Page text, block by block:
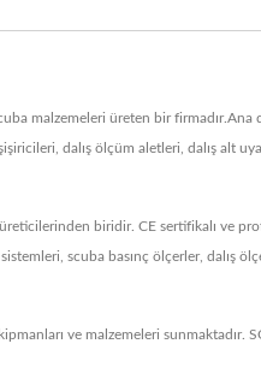
malzemeleri üreten bir firmadır.Ana
dalış ölçüm aletleri, dalış alt
biridir. CE sertifikalı ve
scuba basınç ölçerler, dalış
ve malzemeleri sunmaktadır.